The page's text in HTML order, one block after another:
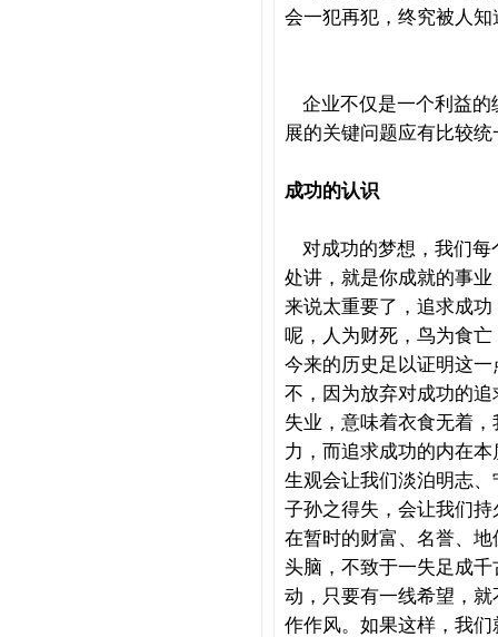
会一犯再犯，终究被人
企业不仅是一个利益的
展的关键问题应有比较
成功的认识
对成功的梦想，我们
处讲，就是你成就的事
来说太重要了，追求成
呢，人为财死，鸟为食
今来的历史足以证明这
不，因为放弃对成功的
失业，意味着衣食无着
力，而追求成功的内在
生观会让我们淡泊明志
子孙之得失，会让我们
在暂时的财富、名誉、
头脑，不致于一失足成
动，只要有一线希望，
作作风。如果这样，我